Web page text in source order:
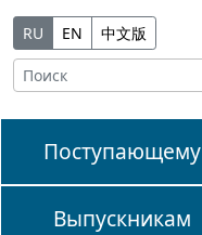
RU EN 中文版
Поступающему
Выпускникам